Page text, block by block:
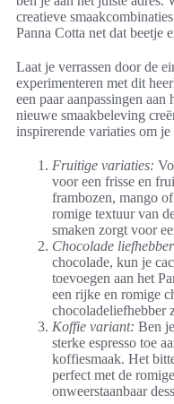
creatieve
Panna Cotta net dat beetje
Laat je verrassen door de
experimenteren met dit
een paar aanpassingen aan
nieuwe smaakbeleving
inspirerende variaties om
Fruitige variaties:
voor een frisse en
frambozen, mango
romige textuur van
smaken zorgt voor
Chocolade
chocolade, kun je
toevoegen aan het
een rijke en romige
chocoladeliefhebber
Koffie variant: Ben
sterke espresso toe
koffiesmaak. Het
perfect met de
onweerstaanbaar